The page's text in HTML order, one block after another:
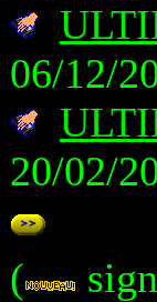
06/12/
20/02/
(